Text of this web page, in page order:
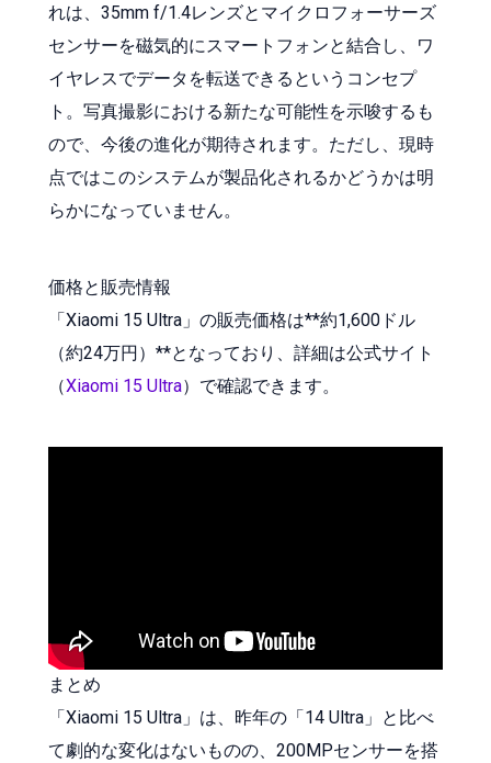
れは、35mm f/1.4レンズとマイクロフォーサーズ
センサーを磁気的にスマートフォンと結合し、ワ
イヤレスでデータを転送できるというコンセプ
ト。写真撮影における新たな可能性を示唆するも
ので、今後の進化が期待されます。ただし、現時
点ではこのシステムが製品化されるかどうかは明
らかになっていません。
価格と販売情報
「Xiaomi 15 Ultra」の販売価格は**約1,600ドル
（約24万円）**となっており、詳細は公式サイト
（Xiaomi 15 Ultra）で確認できます。
まとめ
「Xiaomi 15 Ultra」は、昨年の「14 Ultra」と比べ
て劇的な変化はないものの、200MPセンサーを搭